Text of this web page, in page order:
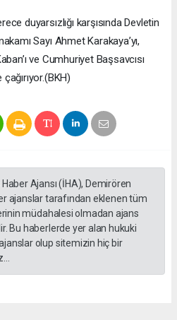
duyarsızlığı karşısında Devletin
Sayı Ahmet Karakaya’yı,
ve Cumhuriyet Başsavcısı
Ajansı (İHA), Demirören
ajanslar tarafından eklenen tüm
müdahalesi olmadan ajans
Bu haberlerde yer alan hukuki
olup sitemizin hiç bir